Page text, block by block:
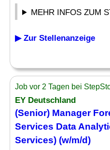
MEHR INFOS ZUM
▶ Zur Stellenanzeige
Job vor 2 Tagen bei
EY Deutschland
(Senior) Manager
Services Data
Services) (w/m/d)